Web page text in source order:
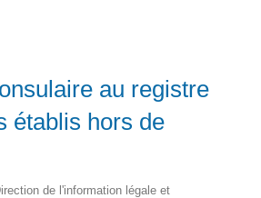
au registre
établis hors de
de l'information légale et